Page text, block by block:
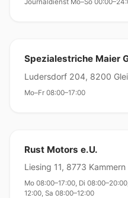
Journaldienst Mo–So
Spezialestriche Maier
Ludersdorf 204, 8200
Mo–Fr 08:00–17:00
Rust Motors e.U.
Liesing 11, 8773
Mo 08:00–17:00, Di
12:00, Sa 08:00–12:00